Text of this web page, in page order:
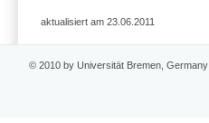
aktualisiert am 23.06.2011
© 2010 by Universität Bremen, Germany